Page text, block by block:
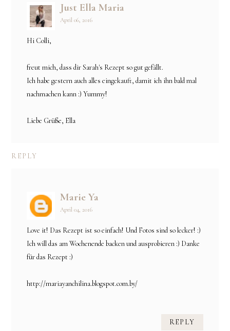
Just Ella Maria
April 06, 2016
Hi Colli,
freut mich, dass dir Sarah's Rezept so gut gefällt.
Ich habe gestern auch alles eingekauft, damit ich ihn bald mal
nachmachen kann :) Yummy!
Liebe Grüße, Ella
REPLY
Marie Ya
April 04, 2016
Love it! Das Rezept ist so einfach! Und Fotos sind so lecker! :)
Ich will das am Wochenende backen und ausprobieren :) Danke
für das Rezept :)
http://mariayanchilina.blogspot.com.by/
REPLY